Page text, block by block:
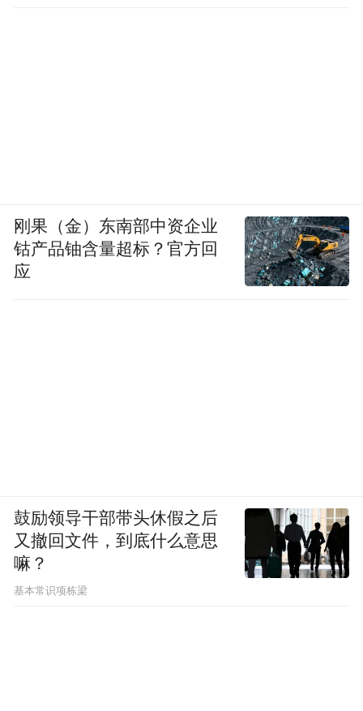
刚果（金）东南部中资企业
钴产品铀含量超标？官方回
应
鼓励领导干部带头休假之后
又撤回文件，到底什么意思
嘛？
基本常识项栋梁